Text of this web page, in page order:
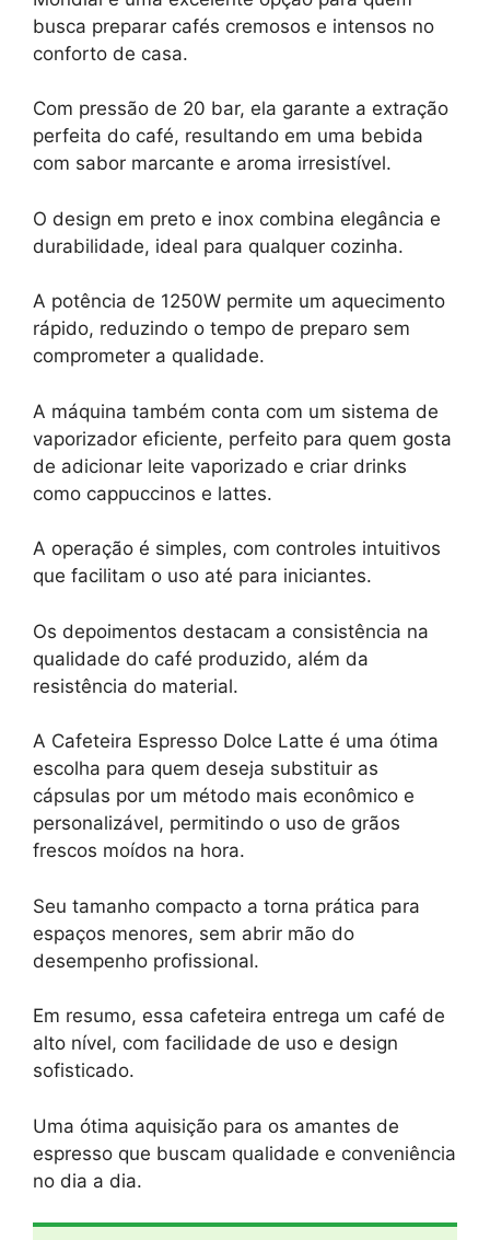
busca preparar cafés cremosos e intensos no
conforto de casa.
Com pressão de 20 bar, ela garante a extração
perfeita do café, resultando em uma bebida
com sabor marcante e aroma irresistível.
O design em preto e inox combina elegância e
durabilidade, ideal para qualquer cozinha.
A potência de 1250W permite um aquecimento
rápido, reduzindo o tempo de preparo sem
comprometer a qualidade.
A máquina também conta com um sistema de
vaporizador eficiente, perfeito para quem gosta
de adicionar leite vaporizado e criar drinks
como cappuccinos e lattes.
A operação é simples, com controles intuitivos
que facilitam o uso até para iniciantes.
Os depoimentos destacam a consistência na
qualidade do café produzido, além da
resistência do material.
A Cafeteira Espresso Dolce Latte é uma ótima
escolha para quem deseja substituir as
cápsulas por um método mais econômico e
personalizável, permitindo o uso de grãos
frescos moídos na hora.
Seu tamanho compacto a torna prática para
espaços menores, sem abrir mão do
desempenho profissional.
Em resumo, essa cafeteira entrega um café de
alto nível, com facilidade de uso e design
sofisticado.
Uma ótima aquisição para os amantes de
espresso que buscam qualidade e conveniência
no dia a dia.